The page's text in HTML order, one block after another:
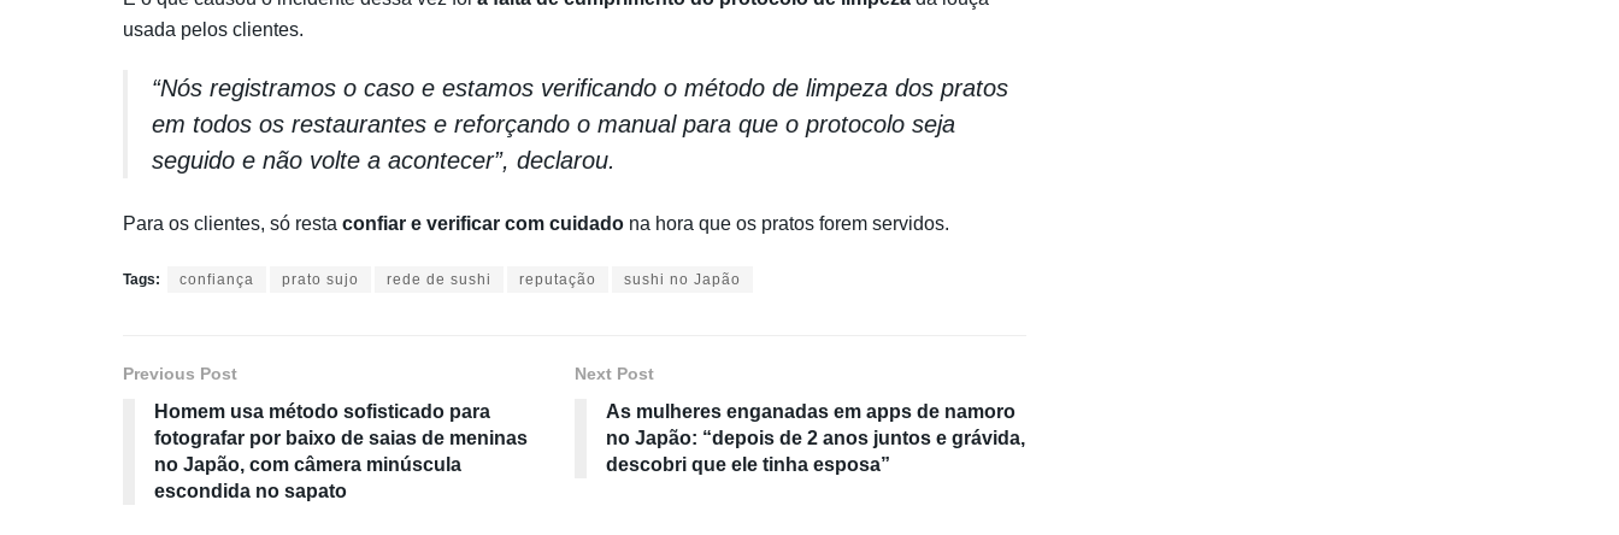
usada pelos clientes.
“Nós registramos o caso e estamos verificando o método de limpeza dos pratos
em todos os restaurantes e reforçando o manual para que o protocolo seja
seguido e não volte a acontecer”, declarou.
Para os clientes, só resta confiar e verificar com cuidado na hora que os pratos forem servidos.
Tags: confiança prato sujo rede de sushi reputação sushi no Japão
Previous Post
Homem usa método sofisticado para
fotografar por baixo de saias de meninas
no Japão, com câmera minúscula
escondida no sapato
Next Post
As mulheres enganadas em apps de namoro
no Japão: “depois de 2 anos juntos e grávida,
descobri que ele tinha esposa”